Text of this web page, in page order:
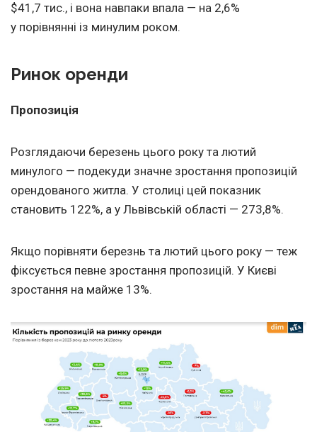
$41,7 тис., і вона навпаки впала — на 2,6%
у порівнянні із минулим роком.
Ринок оренди
Пропозиція
Розглядаючи березень цього року та лютий
минулого — подекуди значне зростання пропозицій
орендованого житла. У столиці цей показник
становить 122%, а у Львівській області — 273,8%.
Якщо порівняти березнь та лютий цього року — теж
фіксується певне зростання пропозицій. У Києві
зростання на майже 13%.